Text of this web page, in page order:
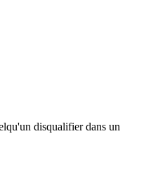
disqualifier dans un